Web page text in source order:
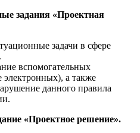
задания «Проектная
задачи в сфере
вспомогательных
электронных), а также
данного правила
«Проектное решение».